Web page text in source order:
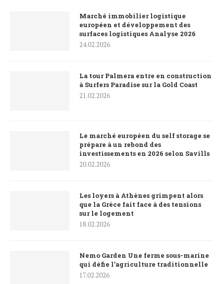
Marché immobilier logistique
européen et développement des
surfaces logistiques Analyse 2026
24.02.2026
La tour Palmera entre en construction
à Surfers Paradise sur la Gold Coast
21.02.2026
Le marché européen du self storage se
prépare à un rebond des
investissements en 2026 selon Savills
20.02.2026
Les loyers à Athènes grimpent alors
que la Grèce fait face à des tensions
sur le logement
18.02.2026
Nemo Garden Une ferme sous-marine
qui défie l’agriculture traditionnelle
17.02.2026